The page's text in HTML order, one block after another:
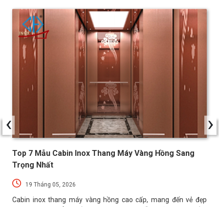
Top 7 Mẫu Cabin Inox Thang Máy Vàng Hồng Sang
Trọng Nhất
19 Tháng 05, 2026
Cabin inox thang máy vàng hồng cao cấp, mang đến vẻ đẹp
‹ ›